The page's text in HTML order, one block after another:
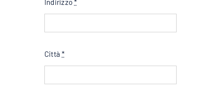
Indirizzo*
Città*